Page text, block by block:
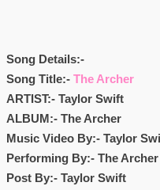
Song Details:-
Song Title:- The Archer
ARTIST:- Taylor Swift
ALBUM:- The Archer
Music Video By:- Taylor
Performing By:- The Archer
Post By:- Taylor Swift